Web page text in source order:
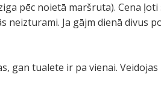
pēc noietā maršruta). Cena ļoti
Ja gājm dienā divus
gan tualete ir pa vienai. Veidojas